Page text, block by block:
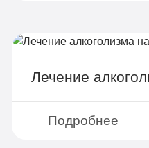
Лечение
Подробнее